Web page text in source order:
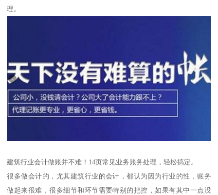
理。
建筑行业会计做账并不难！14页常见业务账务处理，轻松搞定。
很多做会计的，尤其建筑行业的会计，都认为因为行业的性，账务
做起来很难，很多细节和环节需要特别的把控，如果有其中一点没